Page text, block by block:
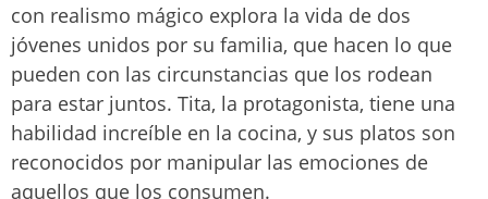
con realismo mágico explora la vida de dos
jóvenes unidos por su familia, que hacen lo que
pueden con las circunstancias que los rodean
para estar juntos. Tita, la protagonista, tiene una
habilidad increíble en la cocina, y sus platos son
reconocidos por manipular las emociones de
aquellos que los consumen.